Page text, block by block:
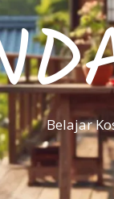
Belajar